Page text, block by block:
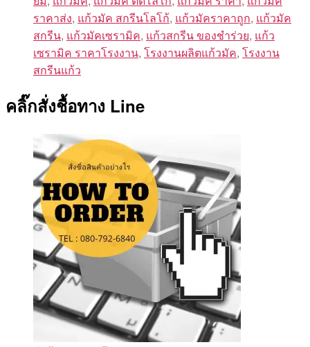
ราคาส่ง, แก้วมัค สกรีนโลโก้, แก้วมัคราคาถูก, แก้วมัค
สกรีน, แก้วมัคเซรามิค, แก้วสกรีน ของชําร่วย, แก้ว
เซรามิค ราคาโรงงาน, โรงงานผลิตแก้วมัค, โรงงาน
สกรีนแก้ว
คลิ๊กสั่งชื้อทาง Line